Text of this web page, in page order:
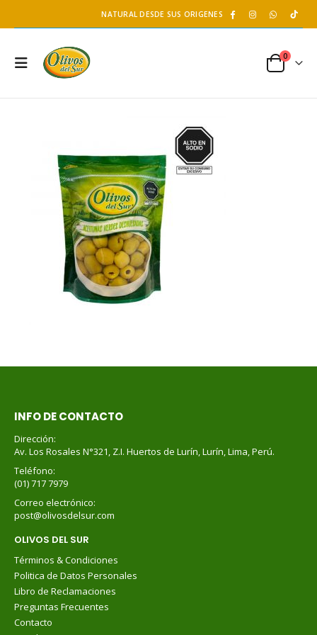
NATURAL DESDE SUS ORIGENES
0
INFO DE CONTACTO
Dirección:
Av. Los Rosales N°321, Z.I. Huertos de Lurín, Lurín, Lima, Perú.
Teléfono:
(01) 717 7979
Correo electrónico:
post@olivosdelsur.com
OLIVOS DEL SUR
Términos & Condiciones
Politica de Datos Personales
Libro de Reclamaciones
Preguntas Frecuentes
Contacto